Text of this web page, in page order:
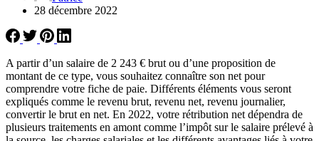
28 décembre 2022
A partir d’un salaire de 2 243 € brut ou d’une proposition de
montant de ce type, vous souhaitez connaître son net pour
comprendre votre fiche de paie. Différents éléments vous seront
expliqués comme le revenu brut, revenu net, revenu journalier,
convertir le brut en net. En 2022, votre rétribution net dépendra de
plusieurs traitements en amont comme l’impôt sur le salaire prélevé à